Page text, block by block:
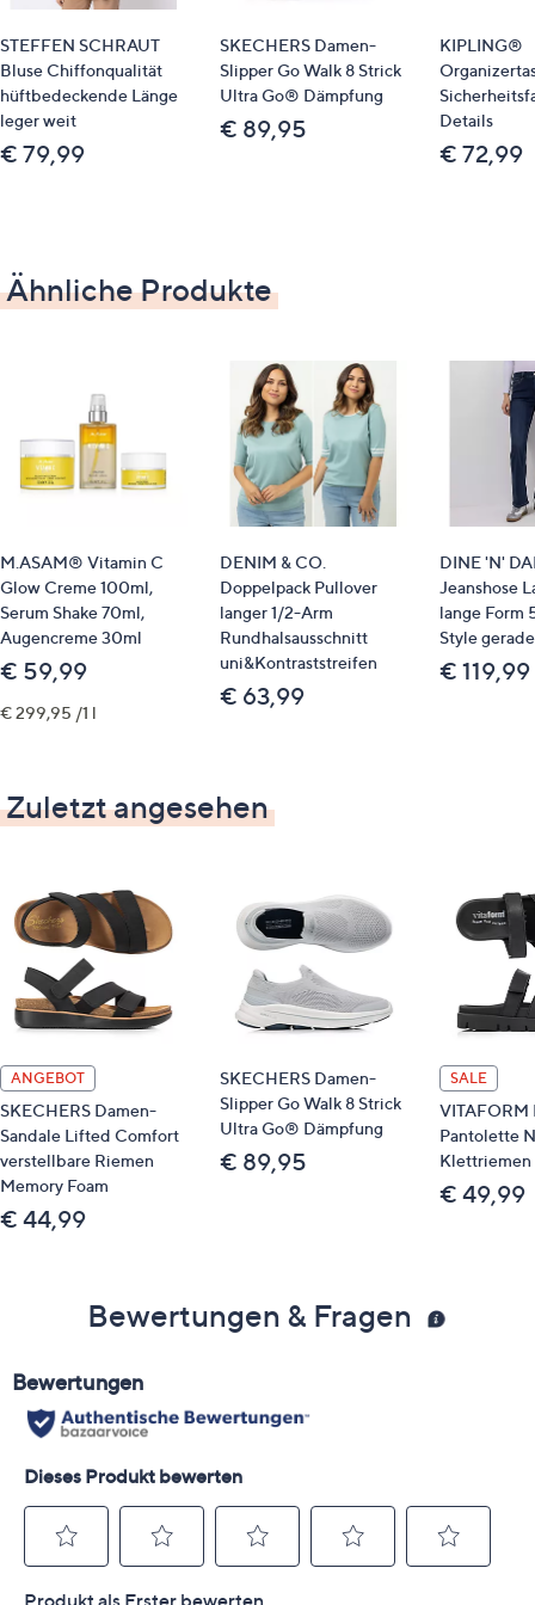
Schuhweite: F+
Made in Germany
Material
STEFFEN SCHRAUT
Bluse Chiffonqualität
hüftbedeckende Länge
leger weit
€ 79,99
SKECHERS Damen-
Slipper Go Walk 8 Strick
Ultra Go® Dämpfung
€ 89,95
KIPLING®
Details
€ 72,99
Ähnliche Produkte
M.ASAM® Vitamin C
Glow Creme 100ml,
Serum Shake 70ml,
Augencreme 30ml
€ 59,99
€ 299,95 /1 l
DENIM & CO.
Doppelpack Pullover
langer 1/2-Arm
Rundhalsausschnitt
uni&Kontraststreifen
€ 63,99
DINE 'N'
Jeanshose
lange Form
Style
€ 119,99
Zuletzt angesehen
ANGEBOT
SKECHERS Damen-
Sandale Lifted Comfort
verstellbare Riemen
Memory Foam
€ 44,99
SKECHERS Damen-
Slipper Go Walk 8 Strick
Ultra Go® Dämpfung
€ 89,95
SALE
VITAFORM
Pantolette
Klettriemen
€ 49,99
Bewertungen & Fragen